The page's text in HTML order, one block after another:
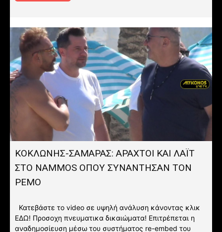
ΚΟΚΛΩΝΗΣ-ΣΑΜΑΡΑΣ: ΑΡΑΧΤΟΙ ΚΑΙ ΛΑΪΤ
ΣΤΟ NAMMOS ΟΠΟΥ ΣΥΝΑΝΤΗΣΑΝ ΤΟΝ
ΡΕΜΟ
Κατεβάστε το video σε υψηλή ανάλυση κάνοντας κλικ
ΕΔΩ! Προσοχη πνευματικα δικαιώματα! Επιτρέπεται η
αναδημοσίευση μέσω του συστήματος re-embed του